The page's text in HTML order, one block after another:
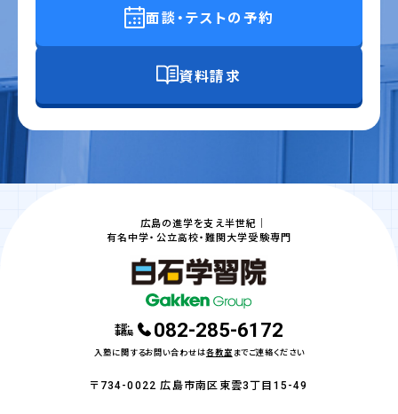
面談・テストの予約
資料請求
広島の進学を支え半世紀｜
有名中学・公立高校・難関大学受験専門
本部・
事務局 082-285-6172
入塾に関するお問い合わせは各教室 までご連絡ください
〒734-0022 広島市南区東雲3丁目15-49